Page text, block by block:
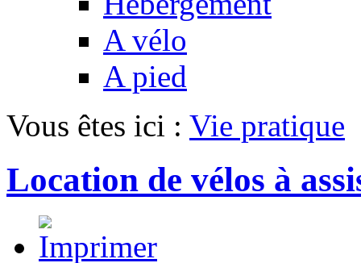
A vélo
A pied
Vous êtes ici : Vie pratique
Location de vélos à